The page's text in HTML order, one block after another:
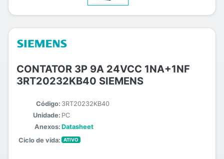
CONTATOR 3P 9A 24VCC 1NA+1NF
3RT20232KB40 SIEMENS
Código: 3RT20232KB40
Unidade: PC
Anexos: Datasheet
Ciclo de vida:
ATIVO